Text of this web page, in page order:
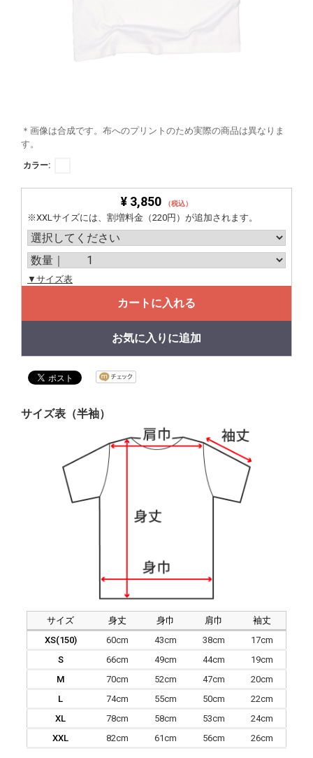
＊画像は合成です。布へのプリントのため実際の商品は異なりま
す。
カラー:
¥ 3,850 （税込）
※XXLサイズには、割増料金（220円）が追加されます。
▼サイズ表
カートに入れる
お気に入りに追加
サイズ表（半袖）
サイズ 身丈 身巾 肩巾
袖丈
XS(150)
60cm 43cm 38cm
17cm
S
66cm 49cm 44cm
19cm
M
70cm 52cm 47cm
20cm
L
74cm 55cm 50cm
22cm
XL
78cm 58cm 53cm
24cm
XXL
82cm 61cm 56cm 26cm